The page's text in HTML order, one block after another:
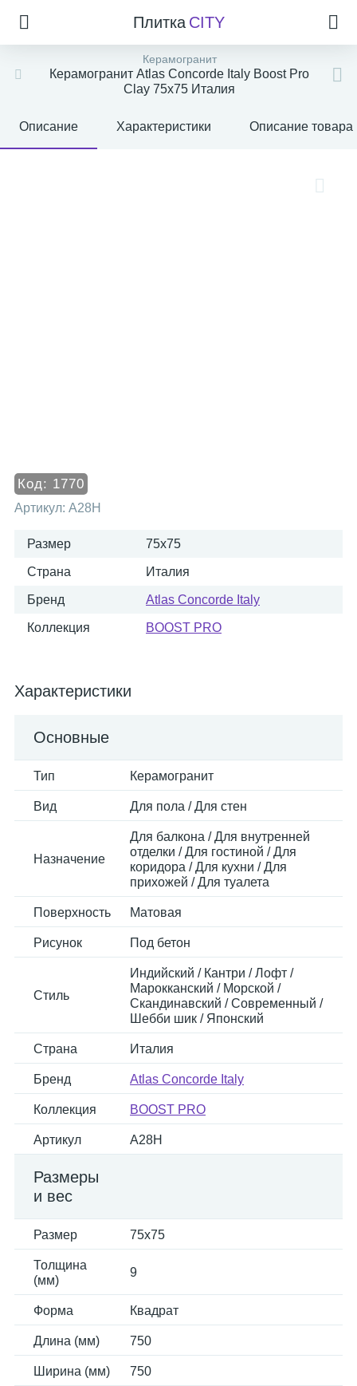
Плитка CITY
Керамогранит
Керамогранит Atlas Concorde Italy Boost Pro
Clay 75x75 Италия
Описание Характеристики Описание товара
Код: 1770
Артикул: A28H
Размер 75x75
Страна Италия
Бренд Atlas Concorde Italy
Коллекция BOOST PRO
Характеристики
Основные
Тип Керамогранит
Вид Для пола / Для стен
Назначение
Для балкона / Для внутренней
отделки / Для гостиной / Для
коридора / Для кухни / Для
прихожей / Для туалета
Поверхность Матовая
Рисунок Под бетон
Стиль
Индийский / Кантри / Лофт /
Марокканский / Морской /
Скандинавский / Современный /
Шебби шик / Японский
Страна Италия
Бренд Atlas Concorde Italy
Коллекция BOOST PRO
Артикул A28H
Размеры
и вес
Размер 75x75
Толщина
(мм)
9
Форма Квадрат
Длина (мм) 750
Ширина (мм) 750